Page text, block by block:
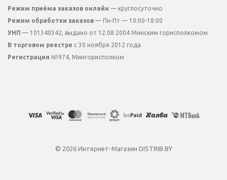
Режим приёма заказов онлайн — круглосуточно
Режим обработки заказов — Пн-Пт — 10:00-18:00
УНП — 101340342, выдано от 12.08.2004 Минским горисполкомом
В торговом реестре с 30 ноября 2012 года
Регистрация №974, Мингорисполком
© 2026 Интернет-Магазин DISTRIB.BY